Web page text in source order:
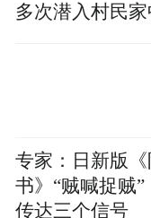
多次潜入村民
专家：日新版
书》“贼喊捉贼
传达三个信号